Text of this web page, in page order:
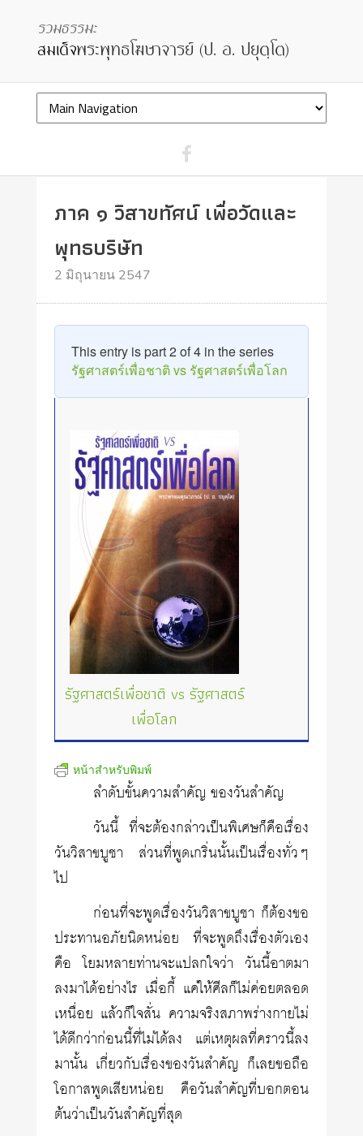
ภาค ๑ วิสาขทัศน์ เพื่อวัดและ
พุทธบริษัท
2 มิถุนายน 2547
This entry is part 2 of 4 in the series
รัฐศาสตร์เพื่อชาติ vs รัฐศาสตร์เพื่อโลก
รัฐศาสตร์เพื่อชาติ vs รัฐศาสตร์
เพื่อโลก
หน้าสำหรับพิมพ์
ลำดับขั้นความสำคัญ ของวันสำคัญ
วันนี้ ที่จะต้องกล่าวเป็นพิเศษก็คือเรื่อง
วันวิสาขบูชา ส่วนที่พูดเกริ่นนั้นเป็นเรื่องทั่วๆ
ไป
ก่อนที่จะพูดเรื่องวันวิสาขบูชา ก็ต้องขอ
ประทานอภัยนิดหน่อย ที่จะพูดถึงเรื่องตัวเอง
คือ โยมหลายท่านจะแปลกใจว่า วันนี้อาตมา
ลงมาได้อย่างไร เมื่อกี้ แค่ให้ศีลก็ไม่ค่อยตลอด
เหนื่อย แล้วก็ใจสั่น ความจริงสภาพร่างกายไม่
ได้ดีกว่าก่อนนี้ที่ไม่ได้ลง แต่เหตุผลที่คราวนี้ลง
มานั้น เกี่ยวกับเรื่องของวันสำคัญ ก็เลยขอถือ
โอกาสพูดเสียหน่อย คือวันสำคัญที่บอกตอน
ต้นว่าเป็นวันสำคัญที่สุด